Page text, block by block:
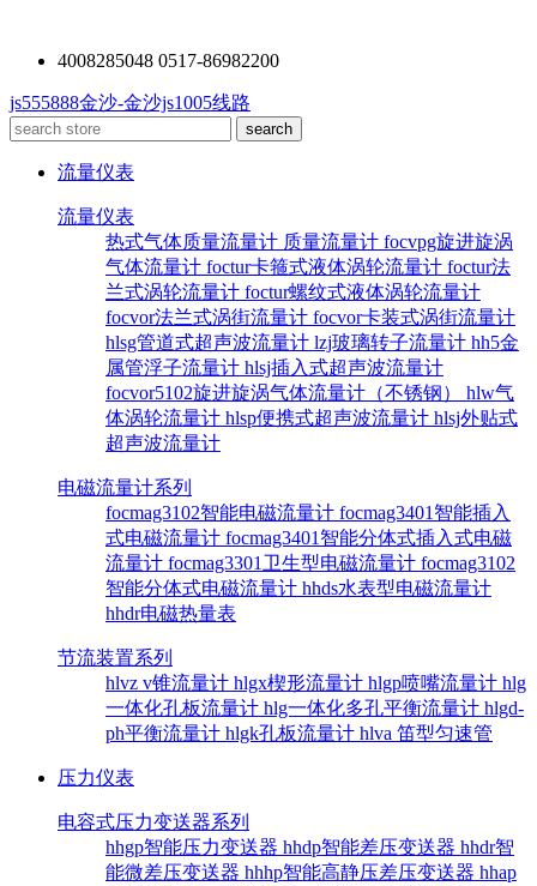
4008285048 0517-86982200
js555888金沙-金沙js1005线路
流量仪表
流量仪表
热式气体质量流量计 质量流量计 focvpg旋进旋涡
气体流量计 foctur卡箍式液体涡轮流量计 foctur法
兰式涡轮流量计 foctur螺纹式液体涡轮流量计
focvor法兰式涡街流量计 focvor卡装式涡街流量计
hlsg管道式超声波流量计 lzj玻璃转子流量计 hh5金
属管浮子流量计 hlsj插入式超声波流量计
focvor5102旋进旋涡气体流量计（不锈钢） hlw气
体涡轮流量计 hlsp便携式超声波流量计 hlsj外贴式
超声波流量计
电磁流量计系列
focmag3102智能电磁流量计 focmag3401智能插入
式电磁流量计 focmag3401智能分体式插入式电磁
流量计 focmag3301卫生型电磁流量计 focmag3102
智能分体式电磁流量计 hhds水表型电磁流量计
hhdr电磁热量表
节流装置系列
hlvz v锥流量计 hlgx楔形流量计 hlgp喷嘴流量计 hlg
一体化孔板流量计 hlg一体化多孔平衡流量计 hlgd-
ph平衡流量计 hlgk孔板流量计 hlva 笛型匀速管
压力仪表
电容式压力变送器系列
hhgp智能压力变送器 hhdp智能差压变送器 hhdr智
能微差压变送器 hhhp智能高静压差压变送器 hhap